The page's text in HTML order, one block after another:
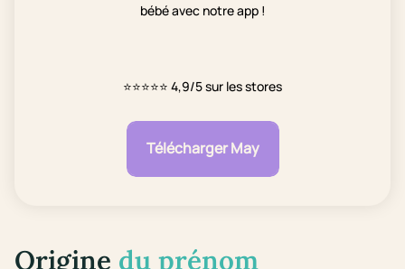
bébé avec notre app !
⭐⭐⭐⭐⭐ 4,9/5 sur les stores
Télécharger May
Origine du prénom